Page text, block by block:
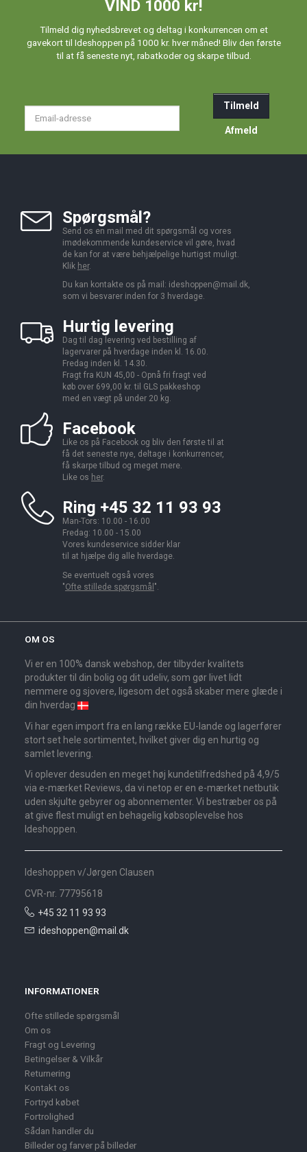
VIND 1000 kr!
Tilmeld dig nyhedsbrevet og deltag i konkurrencen om et
gavekort til Ideshoppen på 1000 kr. hver måned! Bliv den første
til at få seneste nyt, rabatkoder og skarpe tilbud.
Tilmeld
Afmeld
Spørgsmål?
Send os en mail med dit spørgsmål og vores
imødekommende kundeservice vil gøre, hvad
de kan for at være behjælpelige hurtigst muligt.
Klik her.
Du kan kontakte os på mail: ideshoppen@mail.dk,
som vi besvarer inden for 3 hverdage.
Hurtig levering
Dag til dag levering ved bestilling af
lagervarer på hverdage inden kl. 16.00.
Fredag inden kl. 14.30.
Fragt fra KUN 45,00 - Opnå fri fragt ved
køb over 699,00 kr. til GLS pakkeshop
med en vægt på under 20 kg.
Facebook
Like os på Facebook og bliv den første til at
få det seneste nye, deltage i konkurrencer,
få skarpe tilbud og meget mere.
Like os her.
Ring +45 32 11 93 93
Man-Tors: 10.00 - 16.00
Fredag: 10.00 - 15.00
Vores kundeservice sidder klar
til at hjælpe dig alle hverdage.
Se eventuelt også vores
"Ofte stillede spørgsmål ".
OM OS
Vi er en 100% dansk webshop, der tilbyder kvalitets
produkter til din bolig og dit udeliv, som gør livet lidt
nemmere og sjovere, ligesom det også skaber mere glæde i
din hverdag
Vi har egen import fra en lang række EU-lande og lagerfører
stort set hele sortimentet, hvilket giver dig en hurtig og
samlet levering.
Vi oplever desuden en meget høj kundetilfredshed på 4,9/5
via e-mærket Reviews, da vi netop er en e-mærket netbutik
uden skjulte gebyrer og abonnementer. Vi bestræber os på
at give flest muligt en behagelig købsoplevelse hos
Ideshoppen.
Ideshoppen v/Jørgen Clausen
CVR-nr. 77795618
+45 32 11 93 93
ideshoppen@mail.dk
INFORMATIONER
Ofte stillede spørgsmål
Om os
Fragt og Levering
Betingelser & Vilkår
Returnering
Kontakt os
Fortryd købet
Fortrolighed
Sådan handler du
Billeder og farver på billeder